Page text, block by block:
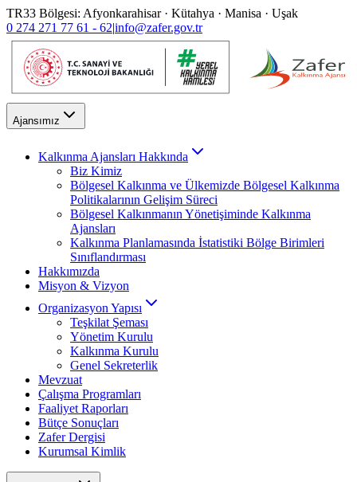
TR33 Bölgesi: Afyonkarahisar · Kütahya · Manisa · Uşak
0 274 271 77 61 - 62|info@zafer.gov.tr
Ajansımız
Kalkınma Ajansları Hakkında
Biz Kimiz
Bölgesel Kalkınma ve Ülkemizde Bölgesel Kalkınma
Politikalarının Gelişim Süreci
Bölgesel Kalkınmanın Yönetişiminde Kalkınma
Ajansları
Kalkınma Planlamasında İstatistiki Bölge Birimleri
Sınıflandırması
Hakkımızda
Misyon & Vizyon
Organizasyon Yapısı
Teşkilat Şeması
Yönetim Kurulu
Kalkınma Kurulu
Genel Sekreterlik
Mevzuat
Çalışma Programları
Faaliyet Raporları
Bütçe Sonuçları
Zafer Dergisi
Kurumsal Kimlik